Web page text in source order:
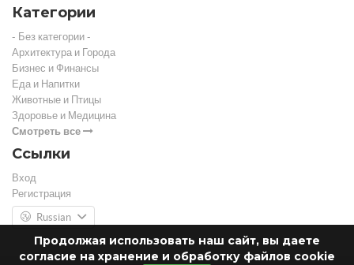
Продолжая использовать наш сайт, вы даете
согласие на хранение и обработку файлов cookie
Категории
- Без категории -
Архитектура и Города
Бизнес и Финансы
Еда и Напитки
Животные и Птицы
Здоровье и Медицина
Смотреть все
Ссылки
Вход
Регистрация
Russian